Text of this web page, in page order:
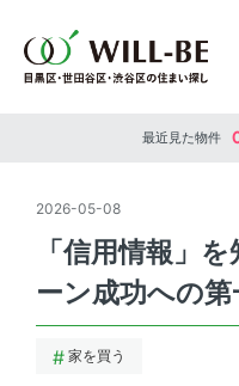
最近見た物件
2026-05-08
「信用情報」
ーン成功への第
家を買う